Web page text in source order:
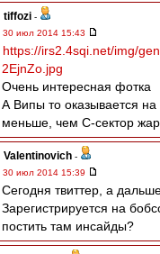
tiffozi -
30 июл 2014 15:43
https://irs2.4sqi.net/img/
2EjnZo.jpg
Очень интересная фотка
А Випы то оказывается
меньше, чем С-сектор
Valentinovich -
30 июл 2014 15:39
Сегодня твиттер, а
Зарегистрируется на
постить там инсайды?